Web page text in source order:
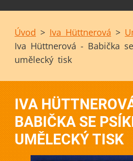
Úvod > Iva Hüttnerová >
Iva Hüttnerová - Babička
umělecký tisk
IVA
BABIČKA SE
UMĚLECKÝ TISK